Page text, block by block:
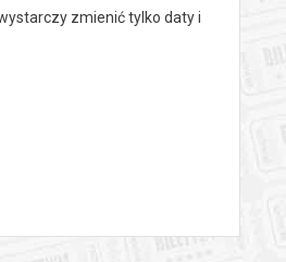
zmienić tylko daty i
komunikatem